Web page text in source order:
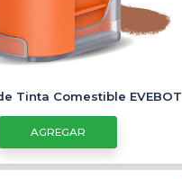
Tinta Comestible EVEBOT
AGREGAR